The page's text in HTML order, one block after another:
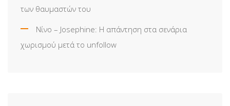
των θαυμαστών του
Νίνο – Josephine: Η απάντηση στα σενάρια
χωρισμού μετά το unfollow